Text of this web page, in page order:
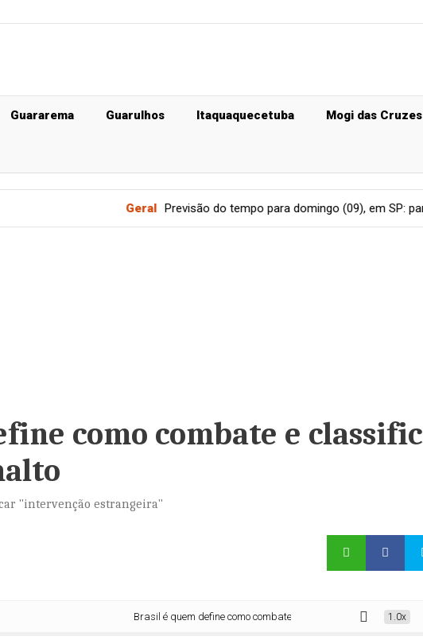
Guararema Guarulhos Itaquaquecetuba Mogi das Cruzes
Previsão do tempo para domingo (09), em SP: pancadas de chuva
como combate e
"intervenção estrangeira"
Brasil é quem define como combate e classifica o crime, diz Planalto
1.0x